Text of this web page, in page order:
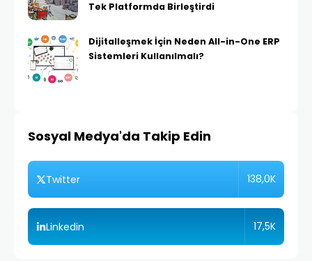
Tek Platformda Birleştirdi
Dijitalleşmek İçin Neden All-in-One ERP
Sistemleri Kullanılmalı?
Sosyal Medya'da Takip Edin
Twitter 138,0K
Linkedin 17,5K